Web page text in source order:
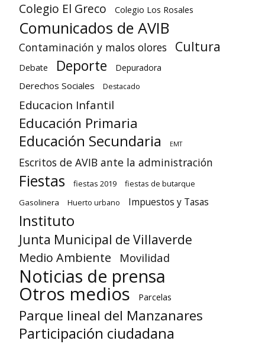
Colegio El Greco Colegio Los Rosales
Comunicados de AVIB
Contaminación y malos olores Cultura
Debate Deporte Depuradora
Derechos Sociales Destacado
Educacion Infantil
Educación Primaria
Educación Secundaria EMT
Escritos de AVIB ante la administración
Fiestas fiestas 2019
fiestas de butarque
Gasolinera
Huerto urbano Impuestos y Tasas
Instituto
Junta Municipal de Villaverde
Medio Ambiente Movilidad
Noticias de prensa
Otros medios Parcelas
Parque lineal del Manzanares
Participación ciudadana